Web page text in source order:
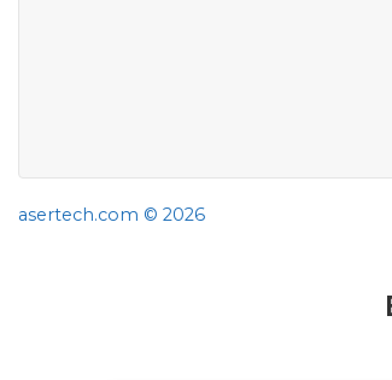
asertech.com © 2026